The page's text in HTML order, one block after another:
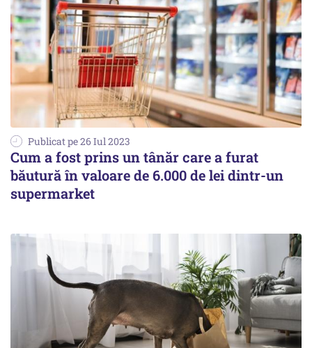
Publicat pe 26 Iul 2023
Cum a fost prins un tânăr care a furat
băutură în valoare de 6.000 de lei dintr-un
supermarket